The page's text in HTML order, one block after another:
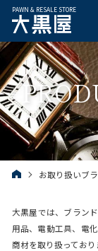
PAWN & RESALE STORE
お取り扱いブ
大黒屋では、ブラン
用品、電動工具、電
商材を取り扱っており